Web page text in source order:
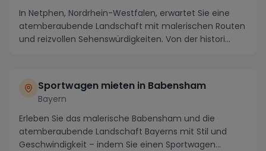
In Netphen, Nordrhein-Westfalen, erwartet Sie eine
atemberaubende Landschaft mit malerischen Routen
und reizvollen Sehenswürdigkeiten. Von der histori...
Sportwagen mieten in Babensham
Bayern
Erleben Sie das malerische Babensham und die
atemberaubende Landschaft Bayerns mit Stil und
Geschwindigkeit – indem Sie einen Sportwagen